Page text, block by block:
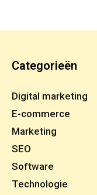
Categorieën
Digital marketing
E-commerce
Marketing
SEO
Software
Technologie